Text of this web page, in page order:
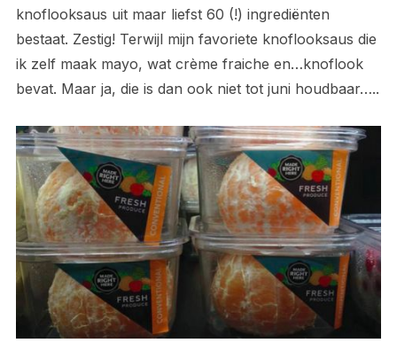
knoflooksaus uit maar liefst 60 (!) ingrediënten
bestaat. Zestig! Terwijl mijn favoriete knoflooksaus die
ik zelf maak mayo, wat crème fraiche en…knoflook
bevat. Maar ja, die is dan ook niet tot juni houdbaar…..